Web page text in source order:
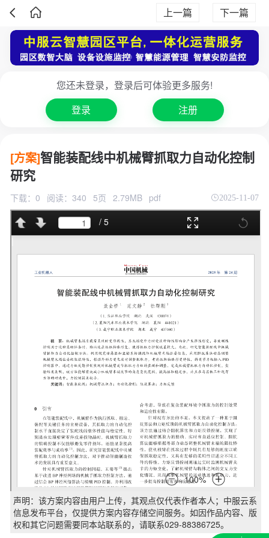
下一篇
上一篇
您还未登录，登录后可体验更多服务!
登录
注册
[方案]智能装配线中机械臂抓取力自动化控制
研究
下载：0 阅读：340 5页 2.79MB pdf 2025-11-07
声明：该方案内容由用户上传，其观点仅代表作者本人；中服云系
信息发布平台，仅提供方案内容存储空间服务。如因作品内容、版
权和其它问题需要同本站联系的，请联系029-88386725。